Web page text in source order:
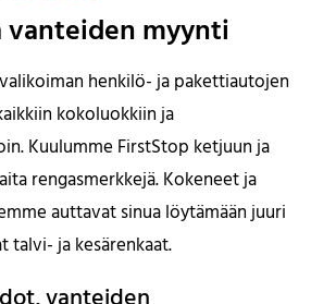
vanteiden myynti
henkilö- ja pakettiautojen
kokoluokkiin ja
Kuulumme FirstStop ketjuun ja
rengasmerkkejä. Kokeneet ja
auttavat sinua löytämään juuri
talvi- ja kesärenkaat.